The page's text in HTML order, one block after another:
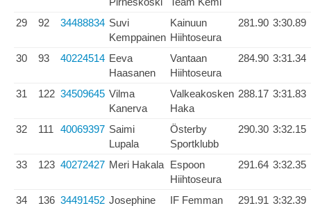
29 92 34488834 Suvi
Kemppainen
Kainuun
Hiihtoseura
281.90 3:30.89
30 93 40224514 Eeva
Haasanen
Vantaan
Hiihtoseura
284.90 3:31.34
31 122 34509645 Vilma
Kanerva
Valkeakosken
Haka
288.17 3:31.83
32 111 40069397 Saimi
Lupala
Österby
Sportklubb
290.30 3:32.15
33 123 40272427 Meri Hakala Espoon
Hiihtoseura
291.64 3:32.35
34 136 34491452 Josephine
IF Femman 291.91 3:32.39